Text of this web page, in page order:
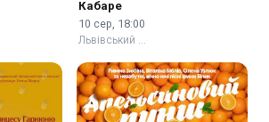
Кабаре
10 сер, 18:00
Львівський …